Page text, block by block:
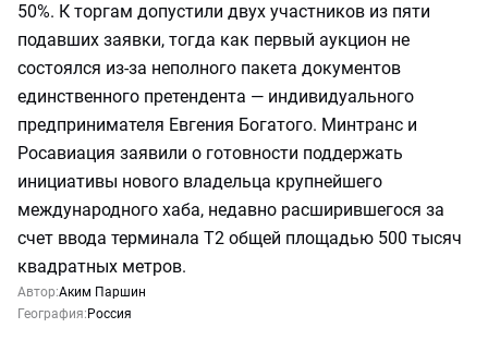
50%. К торгам допустили двух участников из пяти
подавших заявки, тогда как первый аукцион не
состоялся из‑за неполного пакета документов
единственного претендента — индивидуального
предпринимателя Евгения Богатого. Минтранс и
Росавиация заявили о готовности поддержать
инициативы нового владельца крупнейшего
международного хаба, недавно расширившегося за
счет ввода терминала Т2 общей площадью 500 тысяч
квадратных метров.
Автор:Аким Паршин
География: Россия